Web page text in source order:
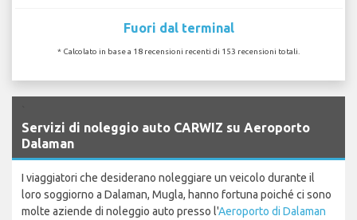
Fuori dal terminal
* Calcolato in base a 18 recensioni recenti di 153 recensioni totali.
Servizi di noleggio auto CARWIZ su Aeroporto
Dalaman
I viaggiatori che desiderano noleggiare un veicolo durante il
loro soggiorno a Dalaman, Mugla, hanno fortuna poiché ci sono
molte aziende di noleggio auto presso l'Aeroporto di Dalaman